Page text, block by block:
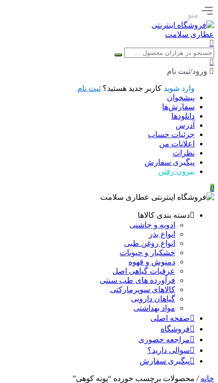
منو
ورود/ثبت نام
وارد شوید کاربر جدید هستید؟ ثبت نام
پیشخوان
سفارش‌ها
دانلودها
آدرس
جزئیات حساب
اعلانات من
نظرات
پیگیری سفارش
بیرون رفتن
0
دسته بندی کالاها
ادویه و چاشنی
انواع بذر
انواع روغن طبی
خشکبار و حبوبات
دمنوش و قهوه
عرقیات گیاهی اصل
فرآورده های طب سنتی
کالاهای سوپرمارکتی
گیاهان دارویی
مواد بهداشتی
صفحه اصلی
فروشگاه
مراجعه حضوری
سوالی دارید؟
پیگیری سفارش
خانه/ محصولات برچسب خورده “پونه کوهی”